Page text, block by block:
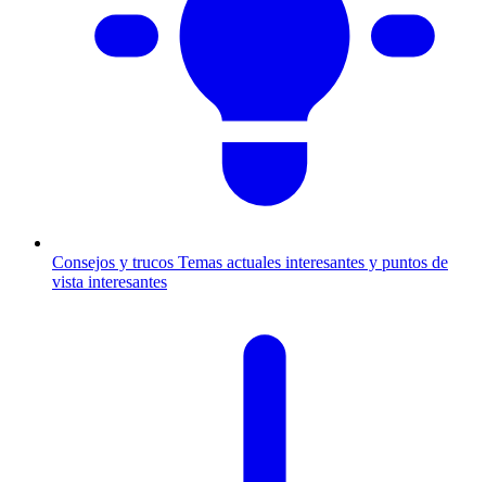
Consejos y trucos Temas actuales interesantes y puntos de
vista interesantes